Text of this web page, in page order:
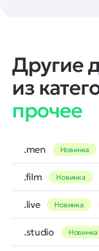
Другие
из
прочее
.men Новинка
.film Новинка
.live Новинка
.studio Новинка